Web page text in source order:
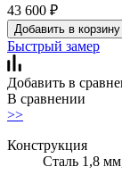
43 600 ₽
Добавить в корзину
Быстрый замер
Добавить в
В сравнении
>>
Конструкция
Сталь 1,8